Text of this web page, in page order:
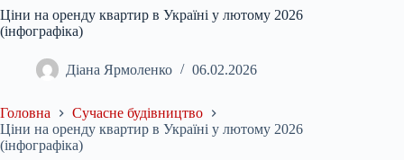
Ціни на оренду квартир в Україні у лютому 2026
(інфографіка)
Діана Ярмоленко 06.02.2026
Головна
Сучасне будівництво
Ціни на оренду квартир в Україні у лютому 2026
(інфографіка)